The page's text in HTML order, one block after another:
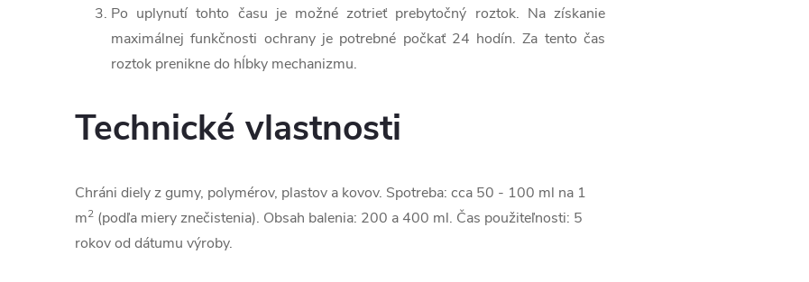
Po uplynutí tohto času je možné zotrieť prebytočný roztok. Na získanie
maximálnej funkčnosti ochrany je potrebné počkať 24 hodín. Za tento čas
roztok prenikne do hĺbky mechanizmu.
Technické vlastnosti
Chráni diely z gumy, polymérov, plastov a kovov. Spotreba: cca 50 - 100 ml na 1
m2 (podľa miery znečistenia). Obsah balenia: 200 a 400 ml. Čas použiteľnosti: 5
rokov od dátumu výroby.